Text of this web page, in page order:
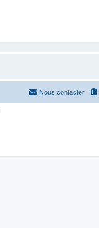
Nous contacter